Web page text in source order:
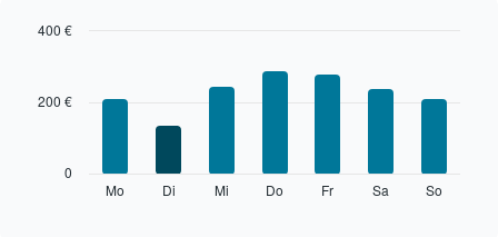
Das
X-
Mo Di Mi Do Fr Sa So
0
200 €
400 €